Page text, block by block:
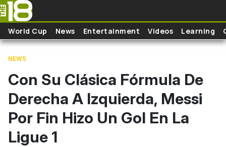
Skip to main content
World Cup News Entertainment Videos Learning
NEWS
Con Su Clásica Fórmula De
Derecha A Izquierda, Messi
Por Fin Hizo Un Gol En La
Ligue 1